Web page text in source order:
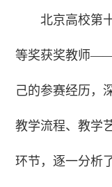
北京高校第
等奖获奖教师——
己的参赛经历，
教学流程、教学
环节，逐一分析